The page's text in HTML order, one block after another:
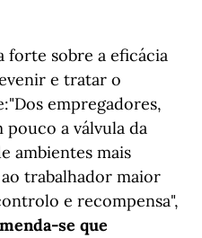
forte sobre a eficácia
e tratar o
empregadores,
pouco a válvula da
ambientes mais
trabalhador maior
e recompensa",
se que